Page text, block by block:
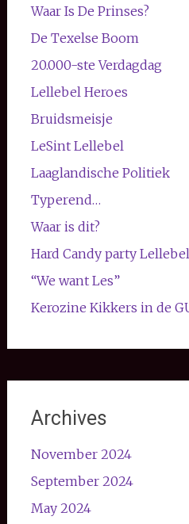
Waar Is De Prinses?
De Texelse Boom
20.000-ste Verdagdag
Lellebel Heroes
Bruidsmeisje
LeSint Lellebel
Laaglandische Politiek
Typerend…
Waar is dit?
Hard Candy party Lellebel
“We want Les”
Kerozine Kikkers in de
Archives
November 2024
September 2024
May 2024